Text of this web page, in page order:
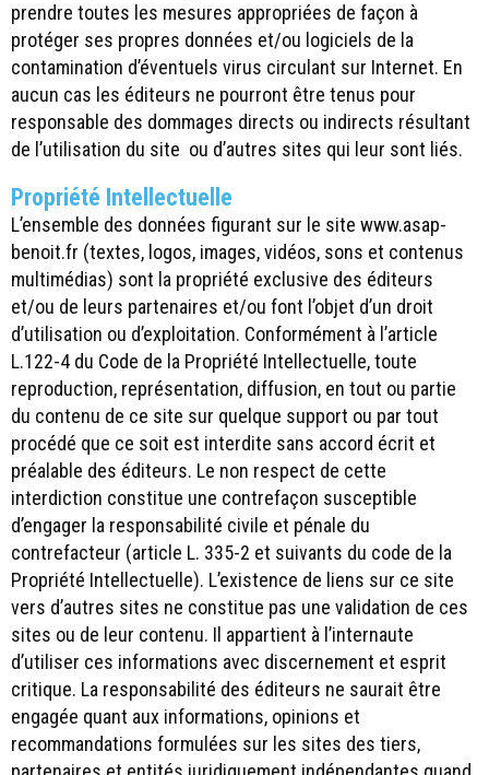
prendre toutes les mesures appropriées de façon à
protéger ses propres données et/ou logiciels de la
contamination d’éventuels virus circulant sur Internet. En
aucun cas les éditeurs ne pourront être tenus pour
responsable des dommages directs ou indirects résultant
de l’utilisation du site ou d’autres sites qui leur sont liés.
Propriété Intellectuelle
L’ensemble des données figurant sur le site www.asap-
benoit.fr (textes, logos, images, vidéos, sons et contenus
multimédias) sont la propriété exclusive des éditeurs
et/ou de leurs partenaires et/ou font l’objet d’un droit
d’utilisation ou d’exploitation. Conformément à l’article
L.122-4 du Code de la Propriété Intellectuelle, toute
reproduction, représentation, diffusion, en tout ou partie
du contenu de ce site sur quelque support ou par tout
procédé que ce soit est interdite sans accord écrit et
préalable des éditeurs. Le non respect de cette
interdiction constitue une contrefaçon susceptible
d’engager la responsabilité civile et pénale du
contrefacteur (article L. 335-2 et suivants du code de la
Propriété Intellectuelle). L’existence de liens sur ce site
vers d’autres sites ne constitue pas une validation de ces
sites ou de leur contenu. Il appartient à l’internaute
d’utiliser ces informations avec discernement et esprit
critique. La responsabilité des éditeurs ne saurait être
engagée quant aux informations, opinions et
recommandations formulées sur les sites des tiers,